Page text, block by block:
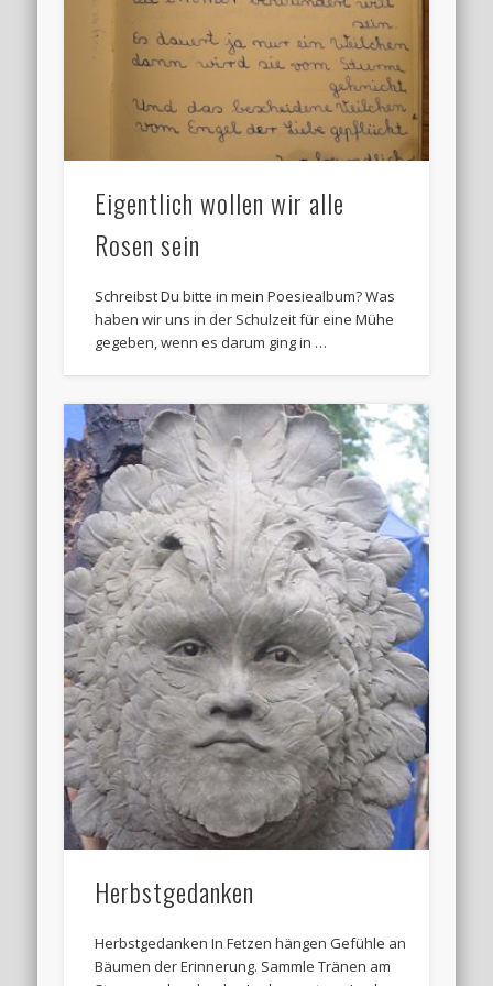
Eigentlich wollen wir alle
Rosen sein
Schreibst Du bitte in mein Poesiealbum? Was
haben wir uns in der Schulzeit für eine Mühe
gegeben, wenn es darum ging in …
Herbstgedanken
Herbstgedanken In Fetzen hängen Gefühle an
Bäumen der Erinnerung. Sammle Tränen am